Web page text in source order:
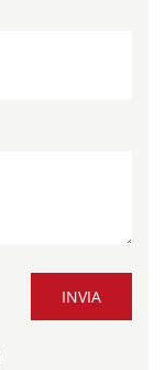
INVIA